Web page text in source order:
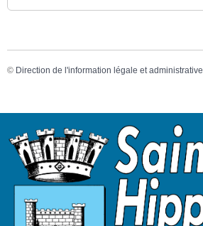
© Direction de l'information légale et administrative